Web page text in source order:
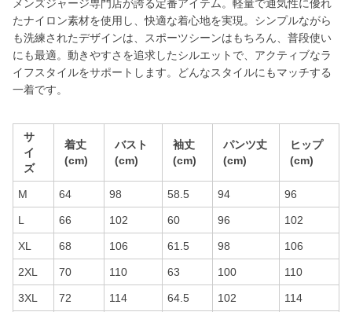
メンズジャージ専門店が誇る定番アイテム。軽量で通気性に優れ
たナイロン素材を使用し、快適な着心地を実現。シンプルながら
も洗練されたデザインは、スポーツシーンはもちろん、普段使い
にも最適。動きやすさを追求したシルエットで、アクティブなラ
イフスタイルをサポートします。どんなスタイルにもマッチする
一着です。
サ
イ
ズ
着丈
(cm)
バスト
(cm)
袖丈
(cm)
パンツ丈
(cm)
ヒップ
(cm)
M 64 98 58.5 94 96
L 66 102 60 96 102
XL 68 106 61.5 98 106
2XL 70 110 63 100 110
3XL 72 114 64.5 102 114